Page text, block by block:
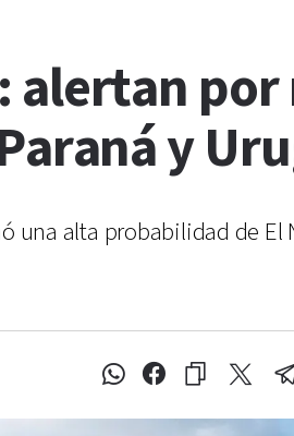
alertan
y
una alta probabilidad de